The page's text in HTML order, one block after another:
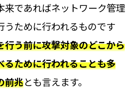
来であればネットワーク管理
うために行われるものです
行う前に攻撃対象のどこから
るために行われることも多
前兆とも言えます。